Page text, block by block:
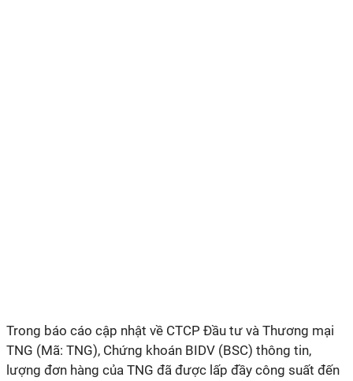
Trong báo cáo cập nhật về CTCP Đầu tư và Thương mại
TNG (Mã: TNG), Chứng khoán BIDV (BSC) thông tin,
lượng đơn hàng của TNG đã được lấp đầy công suất đến